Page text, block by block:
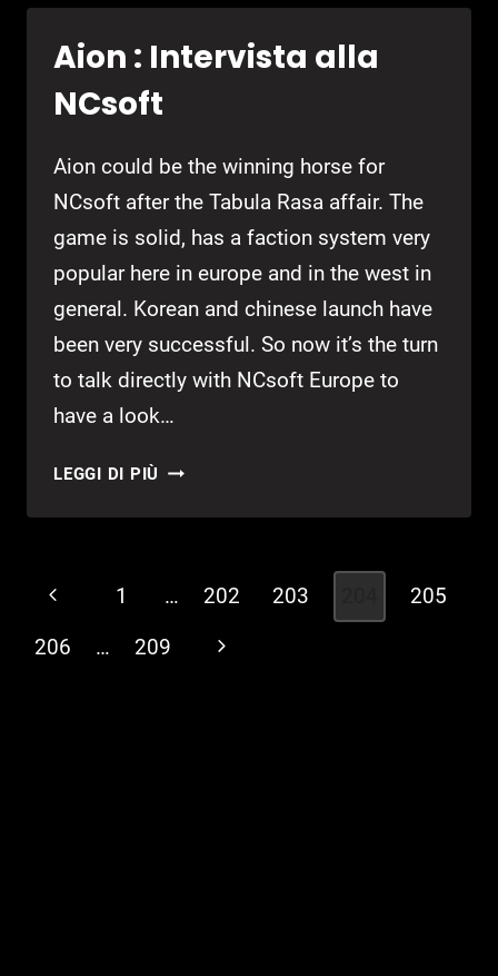
(CCP)
RACCONTA
Aion : Intervista alla
NCsoft
Aion could be the winning horse for
NCsoft after the Tabula Rasa affair. The
game is solid, has a faction system very
popular here in europe and in the west in
general. Korean and chinese launch have
been very successful. So now it’s the turn
to talk directly with NCsoft Europe to
have a look…
LEGGI DI PIÙ AION
INTERVISTA
Navigazione
pagina
Pagina
Precedente
1 … 202 203
205
206
… 209
Pagina